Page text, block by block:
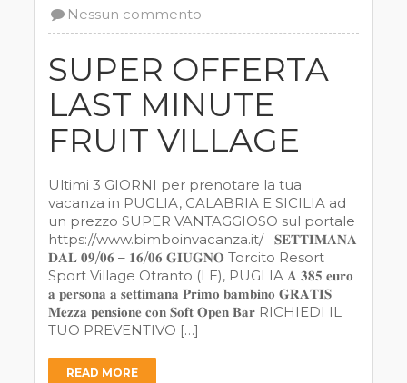
Nessun commento
SUPER OFFERTA
LAST MINUTE
FRUIT VILLAGE
Ultimi 3 GIORNI per prenotare la tua
vacanza in PUGLIA, CALABRIA E SICILIA ad
un prezzo SUPER VANTAGGIOSO sul portale
https://www.bimboinvacanza.it/ 𝐒𝐄𝐓𝐓𝐈𝐌𝐀𝐍𝐀
𝐃𝐀𝐋 𝟎𝟗/𝟎𝟔 – 𝟏𝟔/𝟎𝟔 𝐆𝐈𝐔𝐆𝐍𝐎 Torcito Resort
Sport Village Otranto (LE), PUGLIA 𝐀 𝟑𝟖𝟓 𝐞𝐮𝐫𝐨
𝐚 𝐩𝐞𝐫𝐬𝐨𝐧𝐚 𝐚 𝐬𝐞𝐭𝐭𝐢𝐦𝐚𝐧𝐚 𝐏𝐫𝐢𝐦𝐨 𝐛𝐚𝐦𝐛𝐢𝐧𝐨 𝐆𝐑𝐀𝐓𝐈𝐒
𝐌𝐞𝐳𝐳𝐚 𝐩𝐞𝐧𝐬𝐢𝐨𝐧𝐞 𝐜𝐨𝐧 𝐒𝐨𝐟𝐭 𝐎𝐩𝐞𝐧 𝐁𝐚𝐫 RICHIEDI IL
TUO PREVENTIVO […]
READ MORE